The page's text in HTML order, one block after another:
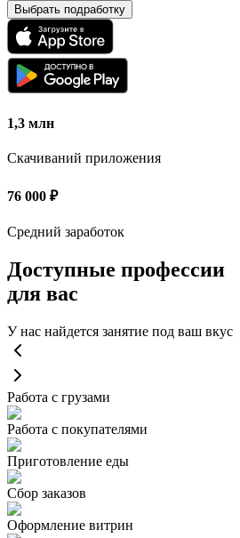
Выбрать подработку
1,3 млн
Скачиваний приложения
76 000 ₽
Средний заработок
Доступные профессии
для вас
У нас найдется занятие под ваш вкус
Работа с грузами
Работа с покупателями
Приготовление еды
Сбор заказов
Оформление витрин